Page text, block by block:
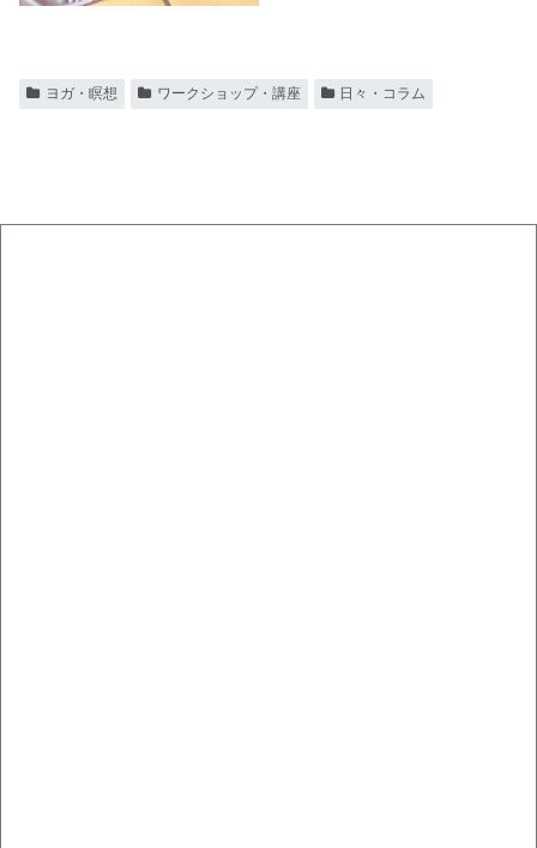
ヨガ・瞑想 ワークショップ・講座 日々・コラム